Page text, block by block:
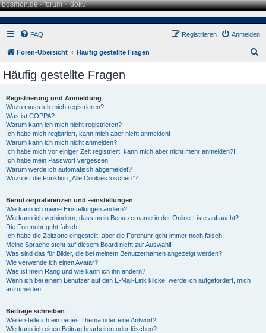
bosmon.de·forum·doku
FAQ Anmelden
Registrieren
Foren-Übersicht Häufig gestellte Fragen
Häufig gestellte Fragen
Registrierung und Anmeldung
Wozu muss ich mich registrieren?
Was ist COPPA?
Warum kann ich mich nicht registrieren?
Ich habe mich registriert, kann mich aber nicht anmelden!
Warum kann ich mich nicht anmelden?
Ich habe mich vor einiger Zeit registriert, kann mich aber nicht mehr anmelden?!
Ich habe mein Passwort vergessen!
Warum werde ich automatisch abgemeldet?
Wozu ist die Funktion „Alle Cookies löschen“?
Benutzerpräferenzen und -einstellungen
Wie kann ich meine Einstellungen ändern?
Wie kann ich verhindern, dass mein Benutzername in der Online-Liste auftaucht?
Die Forenuhr geht falsch!
Ich habe die Zeitzone eingestellt, aber die Forenuhr geht immer noch falsch!
Meine Sprache steht auf diesem Board nicht zur Auswahl!
Was sind das für Bilder, die bei meinem Benutzernamen angezeigt werden?
Wie verwende ich einen Avatar?
Was ist mein Rang und wie kann ich ihn ändern?
Wenn ich bei einem Benutzer auf den E-Mail-Link klicke, werde ich aufgefordert, mich
anzumelden.
Beiträge schreiben
Wie erstelle ich ein neues Thema oder eine Antwort?
Wie kann ich einen Beitrag bearbeiten oder löschen?